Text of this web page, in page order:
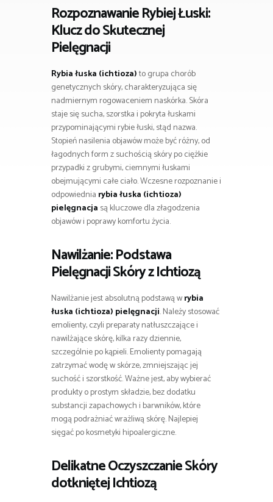
Rozpoznawanie Rybiej Łuski:
Klucz do Skutecznej
Pielęgnacji
Rybia łuska (ichtioza)to grupa chorób
genetycznych skóry, charakteryzująca się
nadmiernym rogowaceniem naskórka. Skóra
staje się sucha, szorstka i pokryta łuskami
przypominającymi rybie łuski, stąd nazwa.
Stopień nasilenia objawów może być różny, od
łagodnych form z suchością skóry po ciężkie
przypadki z grubymi, ciemnymi łuskami
obejmującymi całe ciało. Wczesne rozpoznanie i
odpowiednia rybia łuska (ichtioza)
pielęgnacja są kluczowe dla złagodzenia
objawów i poprawy komfortu życia.
Nawilżanie: Podstawa
Pielęgnacji Skóry z Ichtiozą
Nawilżanie jest absolutną podstawą wrybia
łuska (ichtioza) pielęgnacji. Należy stosować
emolienty, czyli preparaty natłuszczające i
nawilżające skórę, kilka razy dziennie,
szczególnie po kąpieli. Emolienty pomagają
zatrzymać wodę w skórze, zmniejszając jej
suchość i szorstkość. Ważne jest, aby wybierać
produkty o prostym składzie, bez dodatku
substancji zapachowych i barwników, które
mogą podrażniać wrażliwą skórę. Najlepiej
sięgać po kosmetyki hipoalergiczne.
Delikatne Oczyszczanie Skóry
dotkniętej Ichtiozą